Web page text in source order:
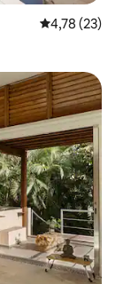
4,78 de uma
4,78 (23)